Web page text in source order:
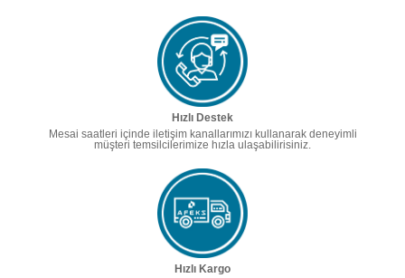
Hızlı Destek
Mesai saatleri içinde iletişim kanallarımızı kullanarak deneyimli
müşteri temsilcilerimize hızla ulaşabilirisiniz.
Hızlı Kargo